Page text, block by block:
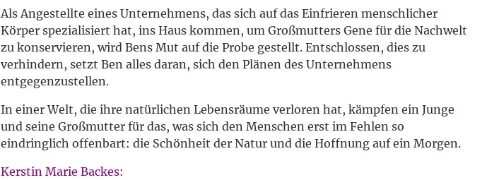
Als Angestellte eines Unternehmens, das sich auf das Einfrieren menschlicher
Körper spezialisiert hat, ins Haus kommen, um Großmutters Gene für die Nachwelt
zu konservieren, wird Bens Mut auf die Probe gestellt. Entschlossen, dies zu
verhindern, setzt Ben alles daran, sich den Plänen des Unternehmens
entgegenzustellen.
In einer Welt, die ihre natürlichen Lebensräume verloren hat, kämpfen ein Junge
und seine Großmutter für das, was sich den Menschen erst im Fehlen so
eindringlich offenbart: die Schönheit der Natur und die Hoffnung auf ein Morgen.
Kerstin Marie Backes: